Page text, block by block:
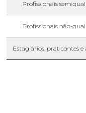
Profissionais
Profissionais não-
Estagiários, praticantes e